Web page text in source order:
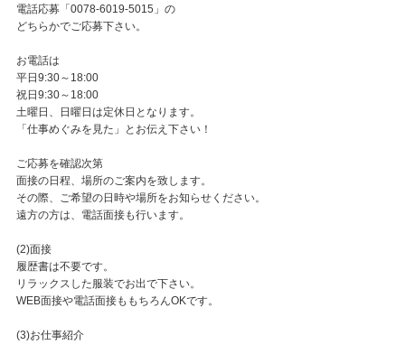
電話応募「0078-6019-5015」の
どちらかでご応募下さい。
お電話は
平日9:30～18:00
祝日9:30～18:00
土曜日、日曜日は定休日となります。
「仕事めぐみを見た」とお伝え下さい！
ご応募を確認次第
面接の日程、場所のご案内を致します。
その際、ご希望の日時や場所をお知らせください。
遠方の方は、電話面接も行います。
(2)面接
履歴書は不要です。
リラックスした服装でお出で下さい。
WEB面接や電話面接ももちろんOKです。
(3)お仕事紹介